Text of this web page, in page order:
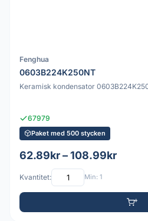
Fenghua
0603B224K250NT
Keramisk kondensator
67979
Paket med 500 stycken
62.89kr – 108.99kr
Kvantitet: Min: 1